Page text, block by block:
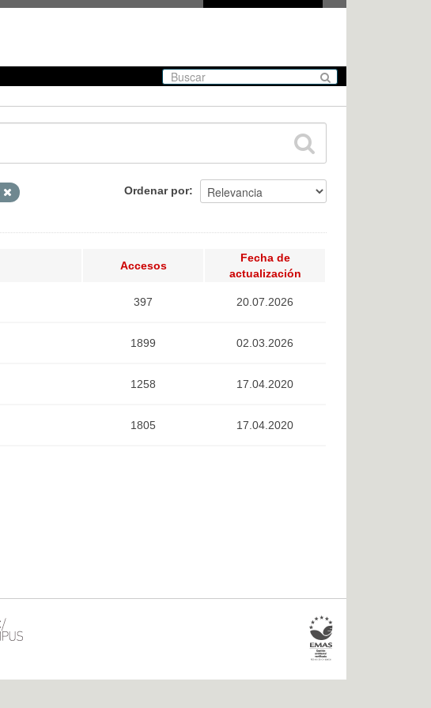
Ordenar por
Accesos
Fecha de
actualización
397 20.07.2026
1899 02.03.2026
1258 17.04.2020
1805 17.04.2020